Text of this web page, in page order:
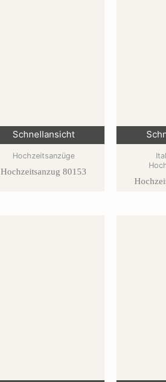
Schnellansicht
Hochzeitsanzüge
Hochzeitsanzug 80153